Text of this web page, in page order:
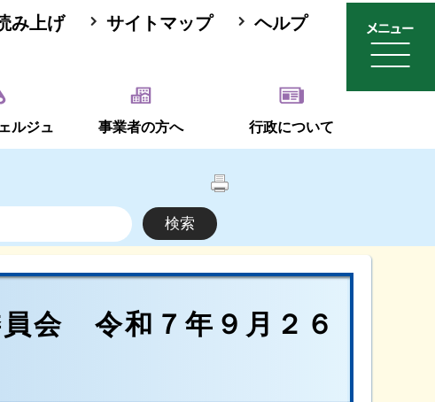
み上げ サイトマップ ヘルプ
ルジュ 事業者の方へ 行政について
会 令和７年９月２６